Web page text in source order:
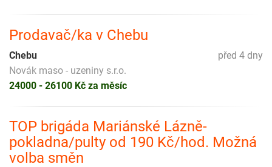
Prodavač/ka v Chebu
před 4 dny
Chebu
Novák maso - uzeniny s.r.o.
24000 - 26100 Kč za měsíc
TOP brigáda Mariánské Lázně-
pokladna/pulty od 190 Kč/hod. Možná
volba směn